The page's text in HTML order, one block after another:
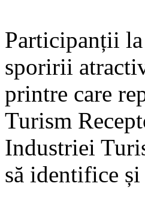
Participanții
sporirii
printre care
Turism
Industriei
să identifice